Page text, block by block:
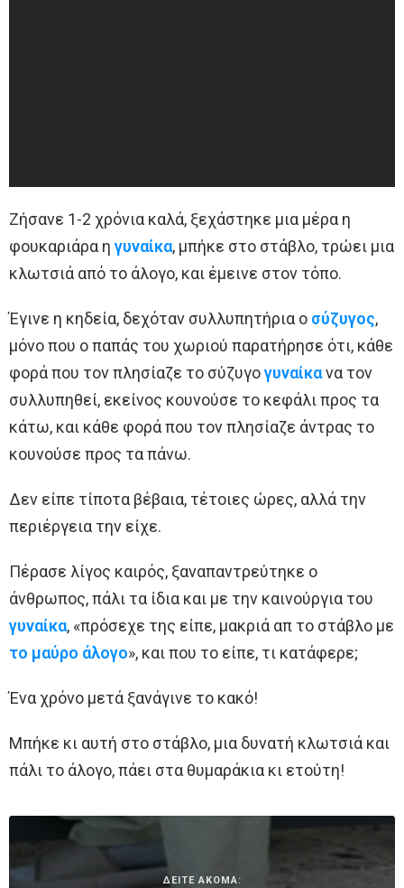
Ζήσανε 1-2 χρόνια καλά, ξεχάστηκε μια μέρα η
φουκαριάρα η γυναίκα, μπήκε στο στάβλο, τρώει μια
κλωτσιά από το άλογο, και έμεινε στον τόπο.
Έγινε η κηδεία, δεχόταν συλλυπητήρια ο σύζυγος,
μόνο που ο παπάς του χωριού παρατήρησε ότι, κάθε
φορά που τον πλησίαζε το σύζυγογυναίκανα τον
συλλυπηθεί, εκείνος κουνούσε το κεφάλι προς τα
κάτω, και κάθε φορά που τον πλησίαζε άντρας το
κουνούσε προς τα πάνω.
Δεν είπε τίποτα βέβαια, τέτοιες ώρες, αλλά την
περιέργεια την είχε.
Πέρασε λίγος καιρός, ξαναπαντρεύτηκε ο
άνθρωπος, πάλι τα ίδια και με την καινούργια του
γυναίκα, «πρόσεχε της είπε, μακριά απ το στάβλο με
το μαύρο άλογο», και που το είπε, τι κατάφερε;
Ένα χρόνο μετά ξανάγινε το κακό!
Μπήκε κι αυτή στο στάβλο, μια δυνατή κλωτσιά και
πάλι το άλογο, πάει στα θυμαράκια κι ετούτη!
ΔΕΙΤΕ ΑΚΟΜΑ: